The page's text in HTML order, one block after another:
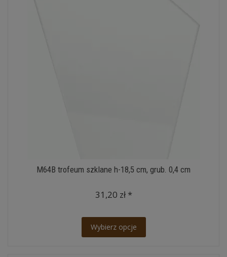
M64B trofeum szklane h-18,5 cm, grub. 0,4 cm
31,20 zł *
Wybierz opcje